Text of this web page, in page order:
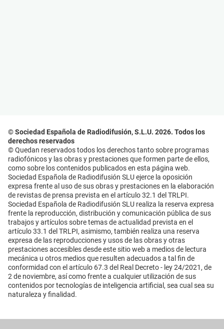
© Sociedad Española de Radiodifusión, S.L.U. 2026. Todos los
derechos reservados
© Quedan reservados todos los derechos tanto sobre programas
radiofónicos y las obras y prestaciones que formen parte de ellos,
como sobre los contenidos publicados en esta página web.
Sociedad Española de Radiodifusión SLU ejerce la oposición
expresa frente al uso de sus obras y prestaciones en la elaboración
de revistas de prensa prevista en el artículo 32.1 del TRLPI.
Sociedad Española de Radiodifusión SLU realiza la reserva expresa
frente la reproducción, distribución y comunicación pública de sus
trabajos y artículos sobre temas de actualidad prevista en el
artículo 33.1 del TRLPI, asimismo, también realiza una reserva
expresa de las reproducciones y usos de las obras y otras
prestaciones accesibles desde este sitio web a medios de lectura
mecánica u otros medios que resulten adecuados a tal fin de
conformidad con el artículo 67.3 del Real Decreto - ley 24/2021, de
2 de noviembre, así como frente a cualquier utilización de sus
contenidos por tecnologías de inteligencia artificial, sea cual sea su
naturaleza y finalidad.